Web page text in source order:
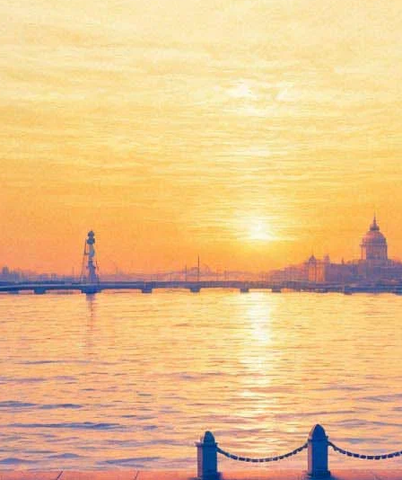
06 февраля 2015, пятница
Вице-губернатор Санкт-Петербурга Александр Говорунов
вошел в состав Попечительского совета Михайловского
театра
02:31:
Ferrari Алена Делона, считавшаяся утраченной, будет
выставлена на аукцион в Париже
Машина и ее человек
Архив предыдущих материалов